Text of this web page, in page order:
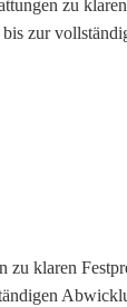
zu
zur
zu klaren